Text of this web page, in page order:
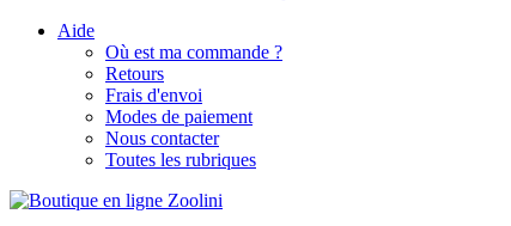
Aide
Où est ma commande ?
Retours
Frais d'envoi
Modes de paiement
Nous contacter
Toutes les rubriques